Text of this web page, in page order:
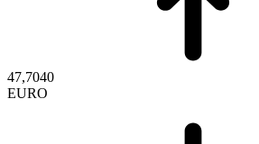
47,7040
EURO